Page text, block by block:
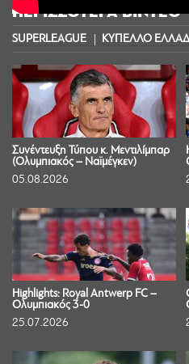
ΠΕΡΙΣΣΟΤΕΡΑ ΒΙΝΤΕΟ
SUPERLEAGUE ΚΥΠΕΛΛΟ
Συνέντευξη Τύπου κ. Μεντιλίμπαρ
(Ολυμπιακός – Ναϊμέγκεν)
05.08.2026
Highlights: Royal Antwerp FC –
Ολυμπιακός 3-0
25.07.2026